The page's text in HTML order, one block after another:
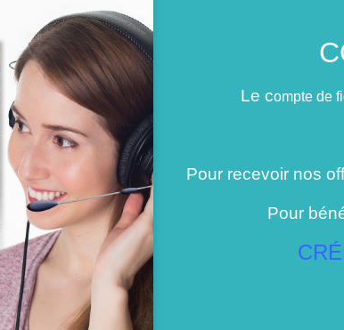
Le compte de
Pour recevoir nos
Pour